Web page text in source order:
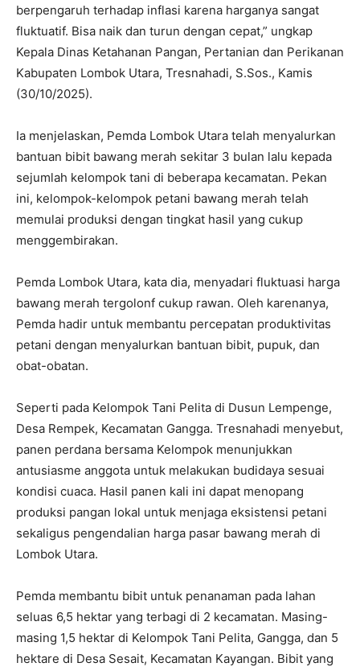
berpengaruh terhadap inflasi karena harganya sangat
fluktuatif. Bisa naik dan turun dengan cepat,” ungkap
Kepala Dinas Ketahanan Pangan, Pertanian dan Perikanan
Kabupaten Lombok Utara, Tresnahadi, S.Sos., Kamis
(30/10/2025).
Ia menjelaskan, Pemda Lombok Utara telah menyalurkan
bantuan bibit bawang merah sekitar 3 bulan lalu kepada
sejumlah kelompok tani di beberapa kecamatan. Pekan
ini, kelompok-kelompok petani bawang merah telah
memulai produksi dengan tingkat hasil yang cukup
menggembirakan.
Pemda Lombok Utara, kata dia, menyadari fluktuasi harga
bawang merah tergolonf cukup rawan. Oleh karenanya,
Pemda hadir untuk membantu percepatan produktivitas
petani dengan menyalurkan bantuan bibit, pupuk, dan
obat-obatan.
Seperti pada Kelompok Tani Pelita di Dusun Lempenge,
Desa Rempek, Kecamatan Gangga. Tresnahadi menyebut,
panen perdana bersama Kelompok menunjukkan
antusiasme anggota untuk melakukan budidaya sesuai
kondisi cuaca. Hasil panen kali ini dapat menopang
produksi pangan lokal untuk menjaga eksistensi petani
sekaligus pengendalian harga pasar bawang merah di
Lombok Utara.
Pemda membantu bibit untuk penanaman pada lahan
seluas 6,5 hektar yang terbagi di 2 kecamatan. Masing-
masing 1,5 hektar di Kelompok Tani Pelita, Gangga, dan 5
hektare di Desa Sesait, Kecamatan Kayangan. Bibit yang